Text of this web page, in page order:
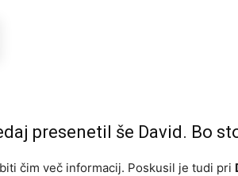
presenetil še David. Bo
čim več informacij. Poskusil je tudi pri